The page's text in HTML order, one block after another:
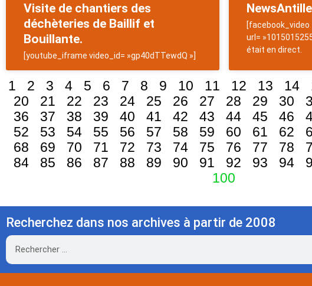
Visite de chantiers des
déchèteries de Baillif et
Bouillante.
[youtube_iframe video_id= »gp40dTTewdQ »]
[facebook_video
url=
était en direct.
1 2 3 4 5 6 7 8 9 10 11 12 13 14
20
21 22 23 24 25 26 27 28 29 30
36
37 38 39 40 41 42 43 44 45 46
52
53 54 55 56 57 58 59 60 61 62
68
69 70 71 72 73 74 75 76 77 78
84
85 86 87 88 89 90 91 92 93 94
100
Recherchez dans nos archives à partir de 2008
Rechercher